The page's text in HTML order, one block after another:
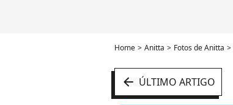
Home Anitta Fotos de Anitta
arrow_left ÚLTIMO ARTIGO